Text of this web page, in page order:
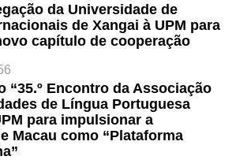
da Universidade de
de Xangai à UPM para
capítulo de cooperação
“35.º Encontro da Associação
de Língua Portuguesa
para impulsionar a
Macau como “Plataforma